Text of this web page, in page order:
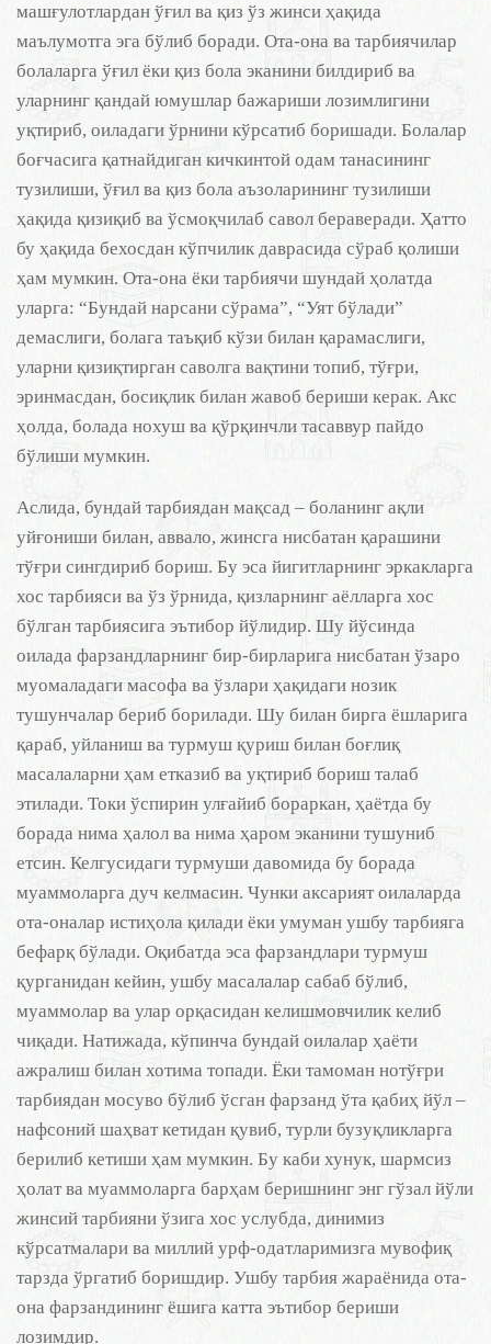
машғулотлардан ўғил ва қиз ўз жинси ҳақида
маълумотга эга бўлиб боради. Ота-она ва тарбиячилар
болаларга ўғил ёки қиз бола эканини билдириб ва
уларнинг қандай юмушлар бажариши лозимлигини
уқтириб, оиладаги ўрнини кўрсатиб боришади. Болалар
боғчасига қатнайдиган кичкинтой одам танасининг
тузилиши, ўғил ва қиз бола аъзоларининг тузилиши
ҳақида қизиқиб ва ўсмоқчилаб савол бераверади. Ҳатто
бу ҳақида бехосдан кўпчилик даврасида сўраб қолиши
ҳам мумкин. Ота-она ёки тарбиячи шундай ҳолатда
уларга: “Бундай нарсани сўрама”, “Уят бўлади”
демаслиги, болага таъқиб кўзи билан қарамаслиги,
уларни қизиқтирган саволга вақтини топиб, тўғри,
эринмасдан, босиқлик билан жавоб бериши керак. Акс
ҳолда, болада нохуш ва қўрқинчли тасаввур пайдо
бўлиши мумкин.
Аслида, бундай тарбиядан мақсад – боланинг ақли
уйғониши билан, аввало, жинсга нисбатан қарашини
тўғри сингдириб бориш. Бу эса йигитларнинг эркакларга
хос тарбияси ва ўз ўрнида, қизларнинг аёлларга хос
бўлган тарбиясига эътибор йўлидир. Шу йўсинда
оилада фарзандларнинг бир-бирларига нисбатан ўзаро
муомаладаги масофа ва ўзлари ҳақидаги нозик
тушунчалар бериб борилади. Шу билан бирга ёшларига
қараб, уйланиш ва турмуш қуриш билан боғлиқ
масалаларни ҳам етказиб ва уқтириб бориш талаб
этилади. Токи ўспирин улғайиб бораркан, ҳаётда бу
борада нима ҳалол ва нима ҳаром эканини тушуниб
етсин. Келгусидаги турмуши давомида бу борада
муаммоларга дуч келмасин. Чунки аксарият оилаларда
ота-оналар истиҳола қилади ёки умуман ушбу тарбияга
бефарқ бўлади. Оқибатда эса фарзандлари турмуш
қурганидан кейин, ушбу масалалар сабаб бўлиб,
муаммолар ва улар орқасидан келишмовчилик келиб
чиқади. Натижада, кўпинча бундай оилалар ҳаёти
ажралиш билан хотима топади. Ёки тамоман нотўғри
тарбиядан мосуво бўлиб ўсган фарзанд ўта қабиҳ йўл –
нафсоний шаҳват кетидан қувиб, турли бузуқликларга
берилиб кетиши ҳам мумкин. Бу каби хунук, шармсиз
ҳолат ва муаммоларга барҳам беришнинг энг гўзал йўли
жинсий тарбияни ўзига хос услубда, динимиз
кўрсатмалари ва миллий урф-одатларимизга мувофиқ
тарзда ўргатиб боришдир. Ушбу тарбия жараёнида ота-
она фарзандининг ёшига катта эътибор бериши
лозимдир.